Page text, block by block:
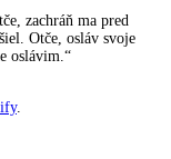
zachráň ma pred
Otče, osláv svoje
oslávim.“
.